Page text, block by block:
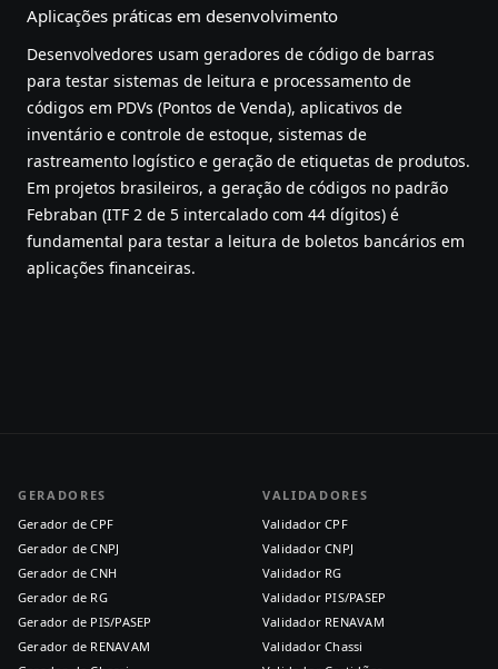
Aplicações práticas em desenvolvimento
Desenvolvedores usam geradores de código de barras
para testar sistemas de leitura e processamento de
códigos em PDVs (Pontos de Venda), aplicativos de
inventário e controle de estoque, sistemas de
rastreamento logístico e geração de etiquetas de produtos.
Em projetos brasileiros, a geração de códigos no padrão
Febraban (ITF 2 de 5 intercalado com 44 dígitos) é
fundamental para testar a leitura de boletos bancários em
aplicações financeiras.
GERADORES
Gerador de CPF
Gerador de CNPJ
Gerador de CNH
Gerador de RG
Gerador de PIS/PASEP
Gerador de RENAVAM
VALIDADORES
Validador CPF
Validador CNPJ
Validador RG
Validador PIS/PASEP
Validador RENAVAM
Validador Chassi